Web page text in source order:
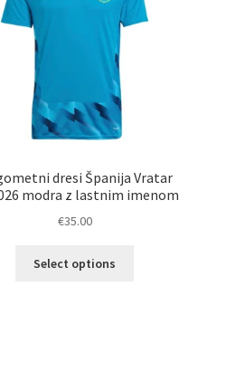
strani
dresi Španija Vratar
modra z lastnim imenom
€35.00
Select options